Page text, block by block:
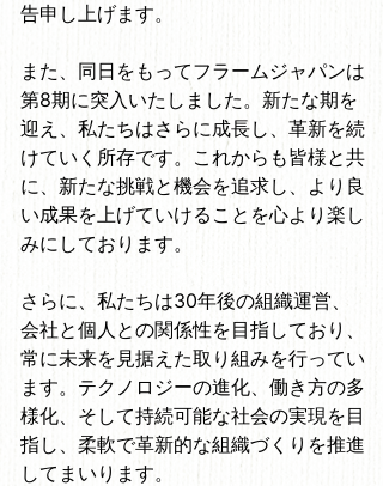
告申し上げます。
また、同日をもってフラームジャパンは
第8期に突入いたしました。新たな期を
迎え、私たちはさらに成長し、革新を続
けていく所存です。これからも皆様と共
に、新たな挑戦と機会を追求し、より良
い成果を上げていけることを心より楽し
みにしております。
さらに、私たちは30年後の組織運営、
会社と個人との関係性を目指しており、
常に未来を見据えた取り組みを行ってい
ます。テクノロジーの進化、働き方の多
様化、そして持続可能な社会の実現を目
指し、柔軟で革新的な組織づくりを推進
してまいります。